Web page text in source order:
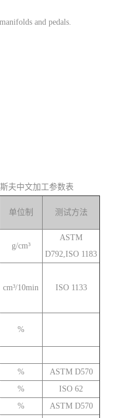
and pedals.
夫中文加工参数表
单位制 测试方法
g/cm³
ASTM
D792,ISO 1183
cm³/10min ISO 1133
%
%
ASTM D570
%
ISO 62
% ASTM D570